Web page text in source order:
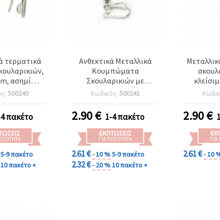
τερματικά
ασημί
500240
πακέτο
5-9 πακέτο
10 πακέτο +
Ανθεκτικά Μεταλλικά
Κουμπώματα
Σκουλαρικιών με
Κλείσιμο, 15x10 mm –
Κομψό Ασημί Χρώμα,
Συσκευασία 10 τεμ.
Κωδικός: 500241
2.90€ 1-4 πακέτο
ΕΚΠΤΏΣΕΙΣ
ΓΙΑ ΠΟΣΌΤΗΤΑ
2.61 €- 10 %5-9 πακέτο
2.32 €- 20 %10 πακέτο +
τρύπα 1
2.90€
2.61 €- 10